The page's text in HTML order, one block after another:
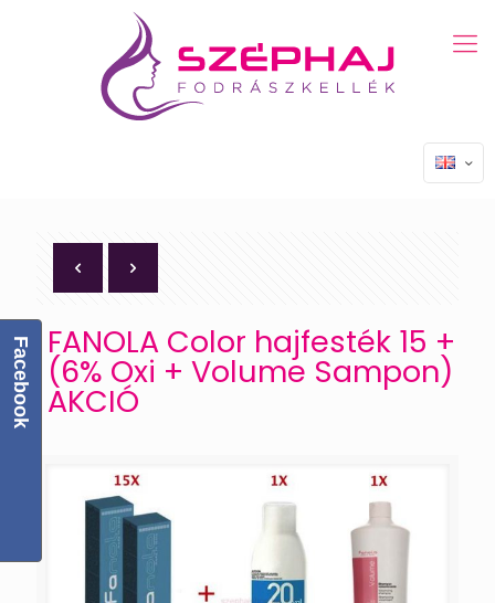
FANOLA Color hajfesték 15 +
(6% Oxi + Volume Sampon)
AKCIÓ
Facebook